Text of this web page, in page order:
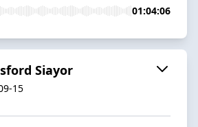
01:04:06
Siayor
15